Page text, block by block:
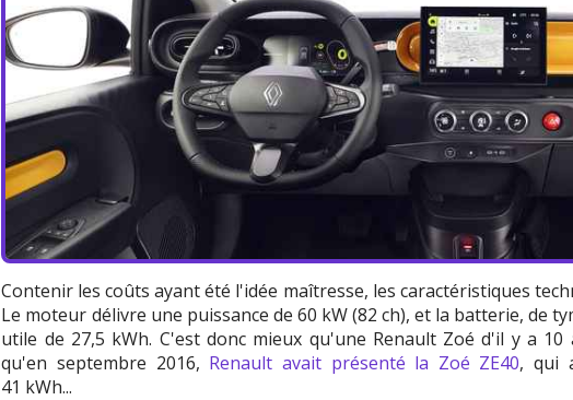
Contenir les coûts ayant été l'idée maîtresse, les caractéristiques
Le moteur délivre une puissance de 60 kW (82 ch), et la batterie, de
utile de 27,5 kWh. C'est donc mieux qu'une Renault Zoé d'il y a
qu'en septembre 2016, Renault avait présenté la Zoé ZE40, qui
41 kWh...